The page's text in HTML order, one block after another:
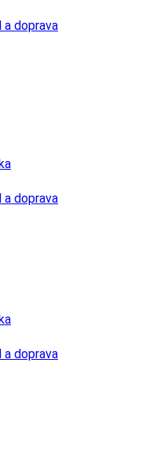
a doprava
a doprava
a doprava